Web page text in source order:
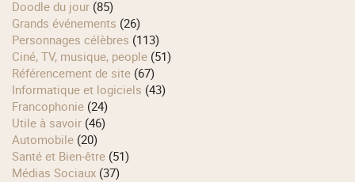
Doodle du jour (85)
Grands événements (26)
Personnages célèbres (113)
Ciné, TV, musique, people (51)
Référencement de site (67)
Informatique et logiciels (43)
Francophonie (24)
Utile à savoir (46)
Automobile (20)
Santé et Bien-être (51)
Médias Sociaux (37)